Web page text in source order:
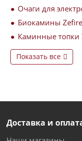
Очаги для
Биокамины Zefire
Каминные топки
Показать все
Доставка и